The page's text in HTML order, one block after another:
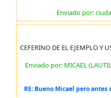
Enviado por:
CEFERINO DE EL EJEMPLO Y
Enviado por: MICAEL
RE: Bueno Micael pero